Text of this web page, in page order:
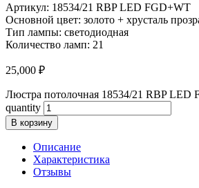
Артикул: 18534/21 RBP LED FGD+WT
Основной цвет: золото + хрусталь
Тип лампы: светодиодная
Количество ламп: 21
25,000 ₽
Люстра потолочная 18534/21 RBP LED
quantity
В корзину
Описание
Характеристика
Отзывы